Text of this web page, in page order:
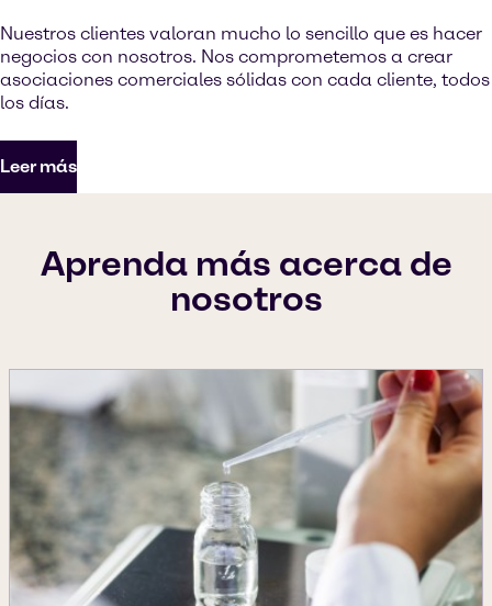
Nuestros clientes valoran mucho lo sencillo que es hacer
negocios con nosotros. Nos comprometemos a crear
asociaciones comerciales sólidas con cada cliente, todos
los días.
Leer más
Aprenda más acerca de
nosotros